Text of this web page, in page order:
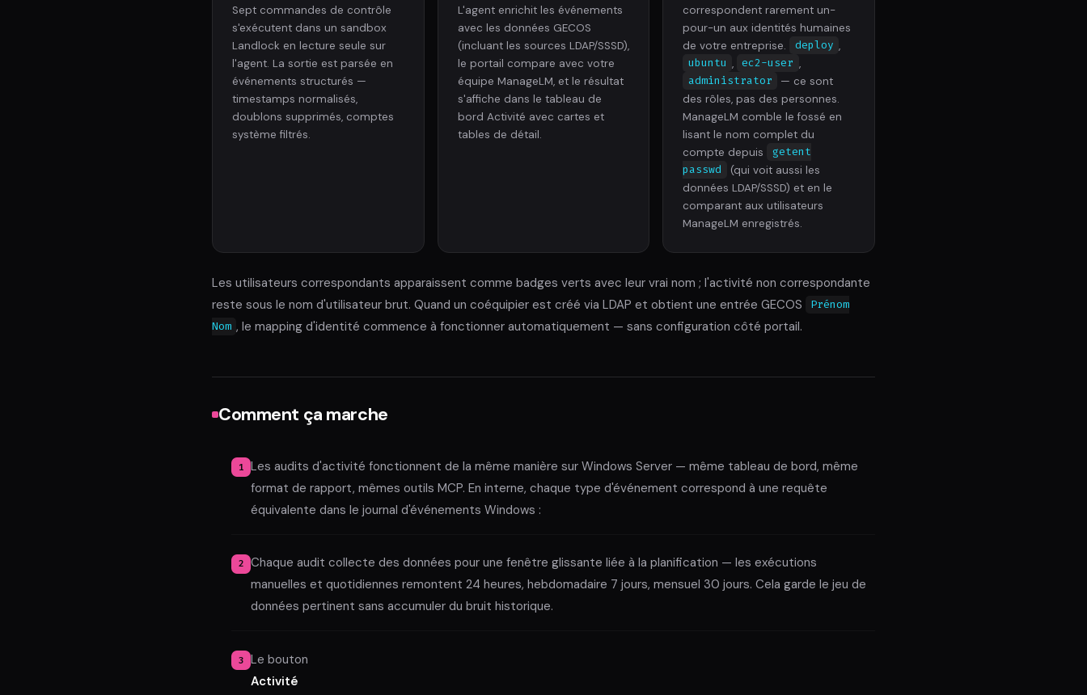
Sept commandes de contrôle
s'exécutent dans un sandbox
Landlock en lecture seule sur
l'agent. La sortie est parsée en
événements structurés —
timestamps normalisés,
doublons supprimés, comptes
système filtrés.
L'agent enrichit les événements
avec les données GECOS
(incluant les sources LDAP/SSSD),
le portail compare avec votre
équipe ManageLM, et le résultat
s'affiche dans le tableau de
bord Activité avec cartes et
tables de détail.
correspondent rarement un-
pour-un aux identités humaines
de votre entreprise.
deploy ,
ubuntu , ec2-user ,
administrator
— ce sont
des rôles, pas des personnes.
ManageLM comble le fossé en
lisant le nom complet du
compte depuis
getent
passwd
(qui voit aussi les
données LDAP/SSSD) et en le
comparant aux utilisateurs
ManageLM enregistrés.
Les utilisateurs correspondants apparaissent comme badges verts avec leur vrai nom ; l'activité non correspondante
reste sous le nom d'utilisateur brut. Quand un coéquipier est créé via LDAP et obtient une entrée GECOS
Prénom
Nom , le mapping d'identité commence à fonctionner automatiquement — sans configuration côté portail.
Comment ça marche
Les audits d'activité fonctionnent de la même manière sur Windows Server — même tableau de bord, même
format de rapport, mêmes outils MCP. En interne, chaque type d'événement correspond à une requête
équivalente dans le journal d'événements Windows :
Chaque audit collecte des données pour une fenêtre glissante liée à la planification — les exécutions
manuelles et quotidiennes remontent 24 heures, hebdomadaire 7 jours, mensuel 30 jours. Cela garde le jeu de
données pertinent sans accumuler du bruit historique.
Le bouton
Activité